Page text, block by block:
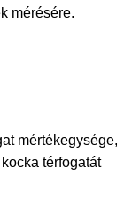
mérésére.
mértékegysége,
térfogatát